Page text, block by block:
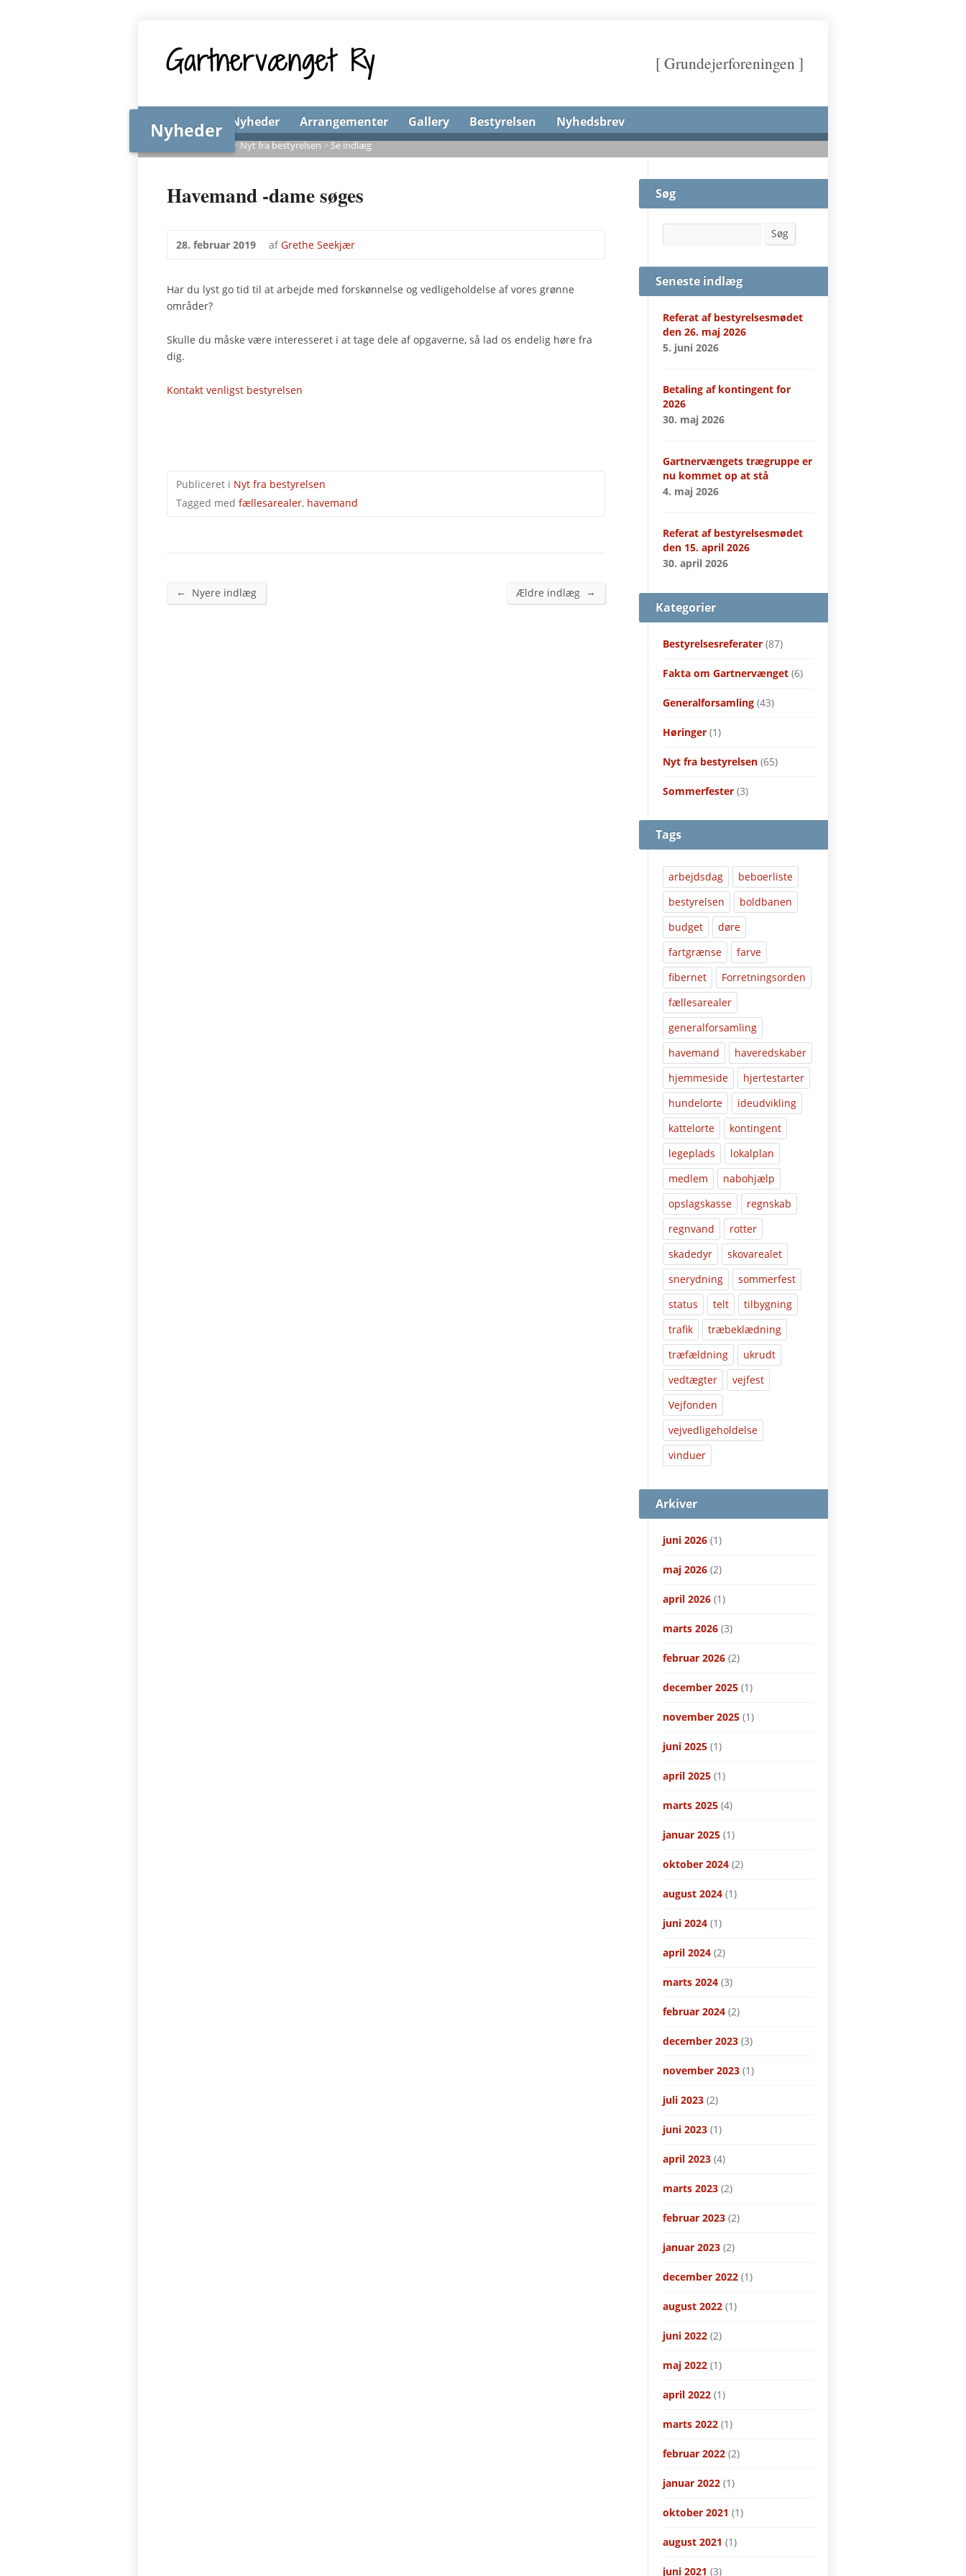
[ Grundejerforeningen ]
Forsiden Nyheder Arrangementer Gallery Bestyrelsen Nyhedsbrev
Nyheder
Forsiden >Nyt fra bestyrelsen>Se indlæg
Havemand -dame søges
28. februar 2019 afGrethe Seekjær
Har du lyst go tid til at arbejde med forskønnelse og vedligeholdelse af vores grønne
områder?
Skulle du måske være interesseret i at tage dele af opgaverne, så lad os endelig høre fra
dig.
Kontakt venligst bestyrelsen
Publiceret i Nyt fra bestyrelsen
Tagged med fællesarealer, havemand
← Nyere indlæg Ældre indlæg →
Søg
Søg
Seneste indlæg
Referat af bestyrelsesmødet
den 26. maj 2026
5. juni 2026
Betaling af kontingent for
2026
30. maj 2026
Gartnervængets trægruppe er
nu kommet op at stå
4. maj 2026
Referat af bestyrelsesmødet
den 15. april 2026
30. april 2026
Kategorier
Bestyrelsesreferater (87)
Fakta om Gartnervænget (6)
Generalforsamling (43)
Høringer (1)
Nyt fra bestyrelsen (65)
Sommerfester (3)
Tags
arbejdsdag
beboerliste
bestyrelsen
boldbanen
budget
døre
fartgrænse
farve
fibernet
Forretningsorden
fællesarealer
generalforsamling
havemand
haveredskaber
hjemmeside
hjertestarter
hundelorte
ideudvikling
kattelorte
kontingent
legeplads
lokalplan
medlem
nabohjælp
opslagskasse
regnskab
regnvand
rotter
skadedyr
skovarealet
snerydning
sommerfest
status
telt
tilbygning
trafik
træbeklædning
træfældning
ukrudt
vedtægter
vejfest
Vejfonden
vejvedligeholdelse
vinduer
Arkiver
juni 2026 (1)
maj 2026 (2)
april 2026 (1)
marts 2026 (3)
februar 2026 (2)
december 2025 (1)
november 2025 (1)
juni 2025 (1)
april 2025 (1)
marts 2025 (4)
januar 2025 (1)
oktober 2024 (2)
august 2024 (1)
juni 2024 (1)
april 2024 (2)
marts 2024 (3)
februar 2024 (2)
december 2023 (3)
november 2023 (1)
juli 2023 (2)
juni 2023 (1)
april 2023 (4)
marts 2023 (2)
februar 2023 (2)
januar 2023 (2)
december 2022 (1)
august 2022 (1)
juni 2022 (2)
maj 2022 (1)
april 2022 (1)
marts 2022 (1)
februar 2022 (2)
januar 2022 (1)
oktober 2021 (1)
august 2021 (1)
juni 2021 (3)